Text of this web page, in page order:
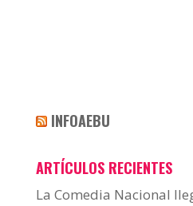
INFOAEBU
ARTÍCULOS RECIENTES
La Comedia Nacional